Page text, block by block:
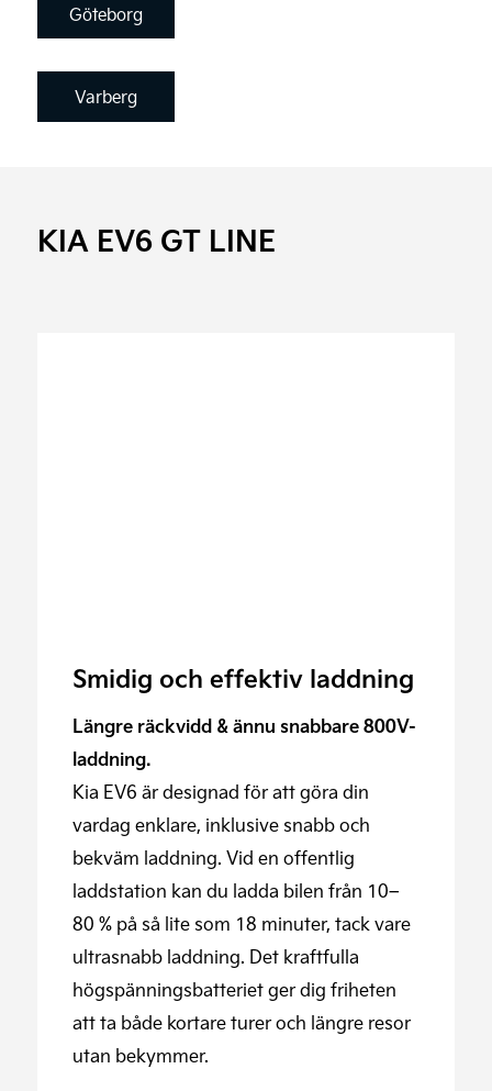
Göteborg
Varberg
KIA EV6 GT LINE
Smidig och effektiv laddning
Längre räckvidd & ännu snabbare 800V-
laddning.
Kia EV6 är designad för att göra din
vardag enklare, inklusive snabb och
bekväm laddning. Vid en offentlig
laddstation kan du ladda bilen från 10–
80 % på så lite som 18 minuter, tack vare
ultrasnabb laddning. Det kraftfulla
högspänningsbatteriet ger dig friheten
att ta både kortare turer och längre resor
utan bekymmer.